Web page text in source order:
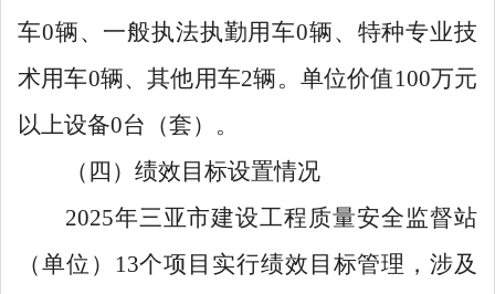
车0辆、一般执法执勤用车0辆、特种专业技
术用车0辆、其他用车2辆。单位价值100万元
以上设备0台（套）。
（四）绩效目标设置情况
2025年三亚市建设工程质量安全监督站
（单位）
13个项目实行绩效目标管理，涉及